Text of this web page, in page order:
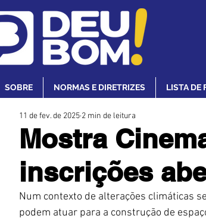
SOBRE NORMAS E DIRETRIZES LISTA DE
Mostra
inscrições
11 de fev. de 2025 2 min de leitura
Num contexto de alterações climáticas
podem atuar para a construção de